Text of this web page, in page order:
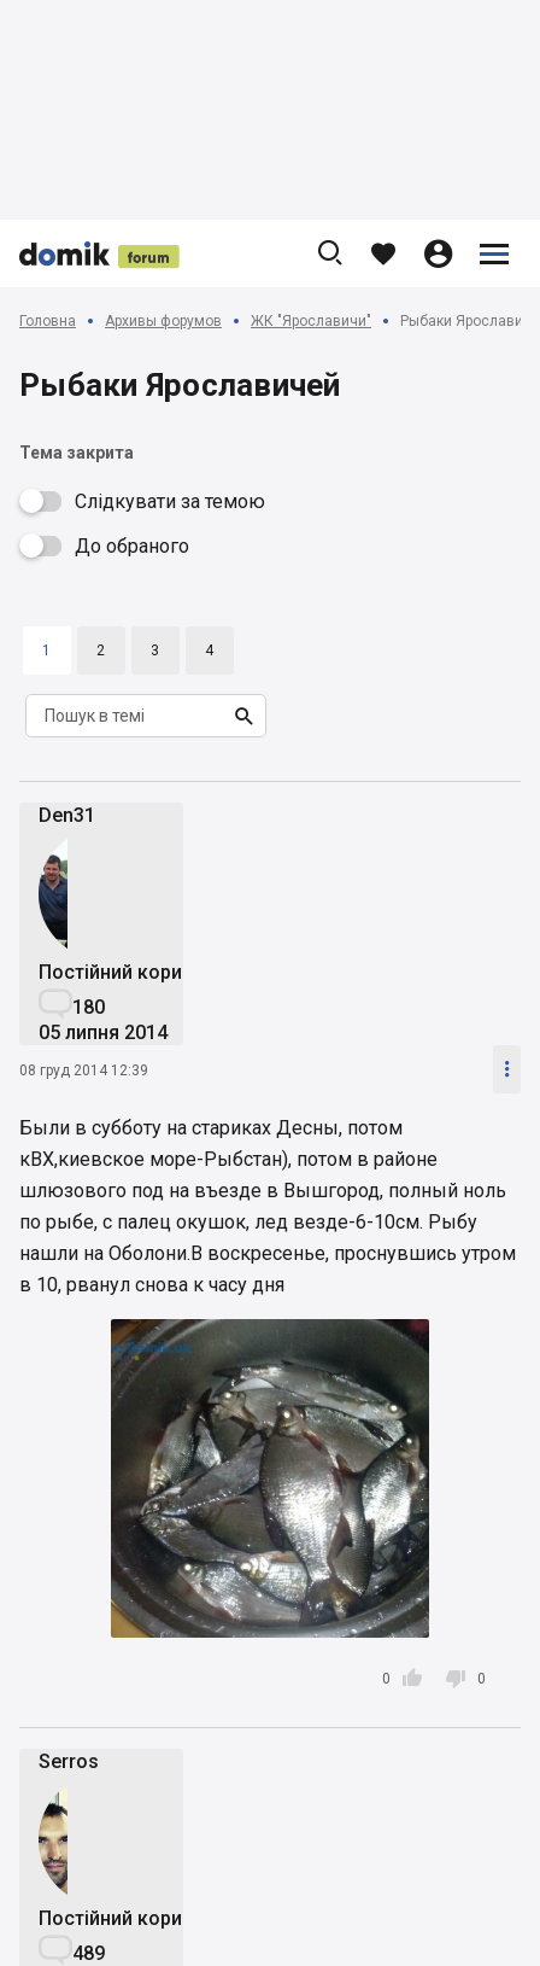


 
    


Головна Архивы форумов ЖК "Ярославичи" Рыбаки
Рыбаки Ярославичей
Тема закрита
Слідкувати за темою
 До обраного
1 2 3 4

Den31
Постійний користувач
180
05 липня 2014
08 груд 2014 12:39 
Были в субботу на стариках Десны, потом
кВХ,киевское море-Рыбстан), потом в районе
шлюзового под на въезде в Вышгород, полный ноль
по рыбе, с палец окушок, лед везде-6-10см. Рыбу
нашли на Оболони.В воскресенье, проснувшись утром
в 10, рванул снова к часу дня

0  0
Serros
Постійний користувач
489